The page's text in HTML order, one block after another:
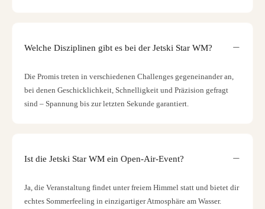
Welche Disziplinen gibt es bei der Jetski Star WM?
Die Promis treten in verschiedenen Challenges gegeneinander an,
bei denen Geschicklichkeit, Schnelligkeit und Präzision gefragt
sind – Spannung bis zur letzten Sekunde garantiert.
Ist die Jetski Star WM ein Open-Air-Event?
Ja, die Veranstaltung findet unter freiem Himmel statt und bietet dir
echtes Sommerfeeling in einzigartiger Atmosphäre am Wasser.